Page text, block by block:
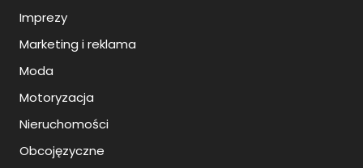
Imprezy
Marketing i reklama
Moda
Motoryzacja
Nieruchomości
Obcojęzyczne